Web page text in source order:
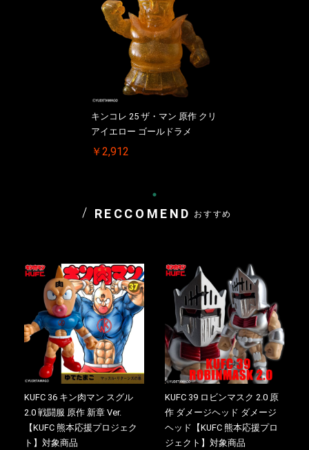
キンコレ 25 ザ・マン 原作 クリ
アイエロー ゴールドラメ
￥2,912
RECCOMEND おすすめ
KUFC 36 キン肉マン スグル
2.0 戦闘服 原作 新章 Ver.
【KUFC 熊本応援プロジェク
ト】対象商品
KUFC 39 ロビンマスク 2.0 原
作 ダメージヘッド ダメージ
ヘッド【KUFC 熊本応援プロ
ジェクト】対象商品